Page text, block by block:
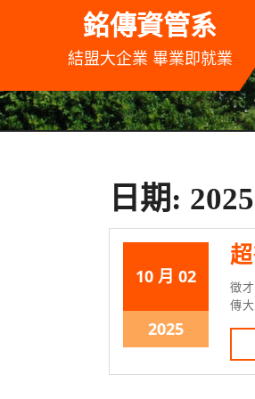
銘傳資管系
結盟大企業 畢業即就業
日期:
10 月 2025
10
月
2
022025
月
2
20252025
年
10
傳